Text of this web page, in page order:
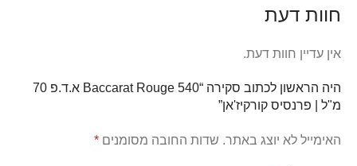
חוות דעת
אין עדיין חוות דעת.
היה הראשון לכתוב סקירה “Baccarat Rouge 540 א.ד.פ 70
מ"ל | פרנסיס קורקיז'אן”
האימייל לא יוצג באתר. שדות החובה מסומנים *